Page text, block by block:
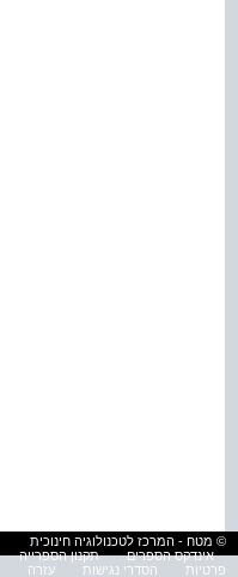
© מטח - המרכז לטכנולוגיה חינוכית
אינדקס הספרים
תקנון הספרייה
פרטיות
הסדרי נגישות עזרה